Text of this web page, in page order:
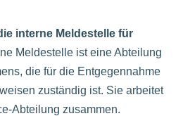
interne Meldestelle für
Meldestelle ist eine Abteilung
die für die Entgegennahme
zuständig ist. Sie arbeitet
Abteilung zusammen.